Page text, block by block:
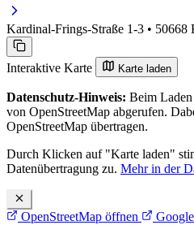
Kardinal-Frings-Straße 1-3 • 50668
Interaktive Karte Karte laden
Datenschutz-Hinweis: Beim
von OpenStreetMap abgerufen.
OpenStreetMap übertragen.
Durch Klicken auf "Karte laden"
Datenübertragung zu. Mehr in der
OpenStreetMap öffnen